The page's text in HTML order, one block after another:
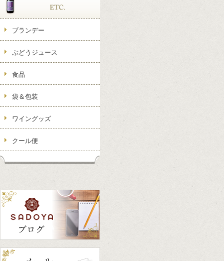
ブランデー
ぶどうジュース
食品
袋＆包装
ワイングッズ
クール便